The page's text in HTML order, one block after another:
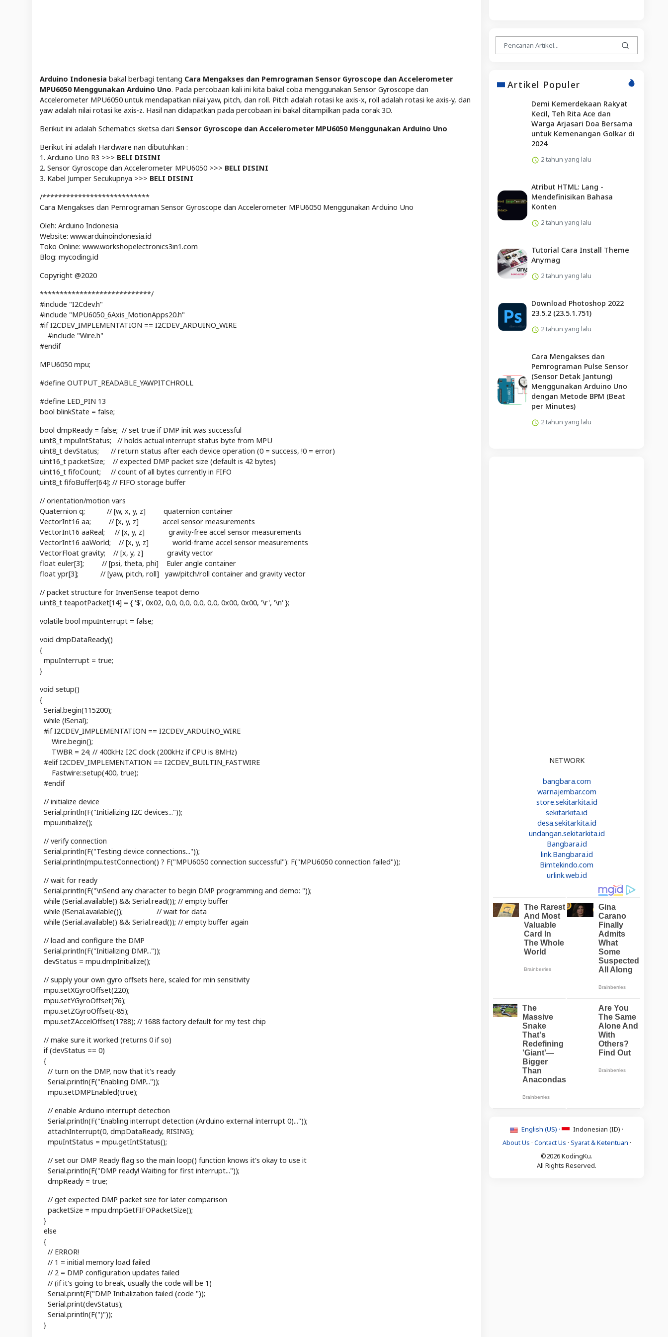
Arduino Indonesia bakal berbagi tentang Cara Mengakses dan Pemrograman Sensor Gyroscope dan Accelerometer
MPU6050 Menggunakan Arduino Uno. Pada percobaan kali ini kita bakal coba menggunakan Sensor Gyroscope dan
Accelerometer MPU6050 untuk mendapatkan nilai yaw, pitch, dan roll. Pitch adalah rotasi ke axis-x, roll adalah rotasi ke axis-y, dan
yaw adalah nilai rotasi ke axis-z. Hasil nan didapatkan pada percobaan ini bakal ditampilkan pada corak 3D.
Berikut ini adalah Schematics sketsa dari Sensor Gyroscope dan Accelerometer MPU6050 Menggunakan Arduino Uno
Berikut ini adalah Hardware nan dibutuhkan :
1. Arduino Uno R3 >>> BELI DISINI
2. Sensor Gyroscope dan Accelerometer MPU6050 >>> BELI DISINI
3. Kabel Jumper Secukupnya >>> BELI DISINI
/***************************
Cara Mengakses dan Pemrograman Sensor Gyroscope dan Accelerometer MPU6050 Menggunakan Arduino Uno
Oleh: Arduino Indonesia
Website: www.arduinoindonesia.id
Toko Online: www.workshopelectronics3in1.com
Blog: mycoding.id
Copyright @2020
****************************/
#include "I2Cdev.h"
#include "MPU6050_6Axis_MotionApps20.h"
#if I2CDEV_IMPLEMENTATION == I2CDEV_ARDUINO_WIRE
#include "Wire.h"
#endif
MPU6050 mpu;
#define OUTPUT_READABLE_YAWPITCHROLL
#define LED_PIN 13
bool blinkState = false;
bool dmpReady = false; // set true if DMP init was successful
uint8_t mpuIntStatus; // holds actual interrupt status byte from MPU
uint8_t devStatus; // return status after each device operation (0 = success, !0 = error)
uint16_t packetSize; // expected DMP packet size (default is 42 bytes)
uint16_t fifoCount; // count of all bytes currently in FIFO
uint8_t fifoBuffer[64]; // FIFO storage buffer
// orientation/motion vars
Quaternion q; // [w, x, y, z] quaternion container
VectorInt16 aa; // [x, y, z] accel sensor measurements
VectorInt16 aaReal; // [x, y, z] gravity-free accel sensor measurements
VectorInt16 aaWorld; // [x, y, z] world-frame accel sensor measurements
VectorFloat gravity; // [x, y, z] gravity vector
float euler[3]; // [psi, theta, phi] Euler angle container
float ypr[3]; // [yaw, pitch, roll] yaw/pitch/roll container and gravity vector
// packet structure for InvenSense teapot demo
uint8_t teapotPacket[14] = { '$', 0x02, 0,0, 0,0, 0,0, 0,0, 0x00, 0x00, '\r', '\n' };
volatile bool mpuInterrupt = false;
void dmpDataReady()
{
mpuInterrupt = true;
}
void setup()
{
Serial.begin(115200);
while (!Serial);
#if I2CDEV_IMPLEMENTATION == I2CDEV_ARDUINO_WIRE
Wire.begin();
TWBR = 24; // 400kHz I2C clock (200kHz if CPU is 8MHz)
#elif I2CDEV_IMPLEMENTATION == I2CDEV_BUILTIN_FASTWIRE
Fastwire::setup(400, true);
#endif
// initialize device
Serial.println(F("Initializing I2C devices..."));
mpu.initialize();
// verify connection
Serial.println(F("Testing device connections..."));
Serial.println(mpu.testConnection() ? F("MPU6050 connection successful"): F("MPU6050 connection failed"));
// wait for ready
Serial.println(F("\nSend any character to begin DMP programming and demo: "));
while (Serial.available() && Serial.read()); // empty buffer
while (!Serial.available()); // wait for data
while (Serial.available() && Serial.read()); // empty buffer again
// load and configure the DMP
Serial.println(F("Initializing DMP..."));
devStatus = mpu.dmpInitialize();
// supply your own gyro offsets here, scaled for min sensitivity
mpu.setXGyroOffset(220);
mpu.setYGyroOffset(76);
mpu.setZGyroOffset(-85);
mpu.setZAccelOffset(1788); // 1688 factory default for my test chip
// make sure it worked (returns 0 if so)
if (devStatus == 0)
{
// turn on the DMP, now that it's ready
Serial.println(F("Enabling DMP..."));
mpu.setDMPEnabled(true);
// enable Arduino interrupt detection
Serial.println(F("Enabling interrupt detection (Arduino external interrupt 0)..."));
attachInterrupt(0, dmpDataReady, RISING);
mpuIntStatus = mpu.getIntStatus();
// set our DMP Ready flag so the main loop() function knows it's okay to use it
Serial.println(F("DMP ready! Waiting for first interrupt..."));
dmpReady = true;
// get expected DMP packet size for later comparison
packetSize = mpu.dmpGetFIFOPacketSize();
}
else
{
// ERROR!
// 1 = initial memory load failed
// 2 = DMP configuration updates failed
// (if it's going to break, usually the code will be 1)
Serial.print(F("DMP Initialization failed (code "));
Serial.print(devStatus);
Serial.println(F(")"));
}
Artikel Populer
Demi Kemerdekaan Rakyat
Kecil, Teh Rita Ace dan
Warga Arjasari Doa Bersama
untuk Kemenangan Golkar di
2024
2 tahun yang lalu
Atribut HTML: Lang -
Mendefinisikan Bahasa
Konten
2 tahun yang lalu
Tutorial Cara Install Theme
Anymag
2 tahun yang lalu
Download Photoshop 2022
23.5.2 (23.5.1.751)
2 tahun yang lalu
Cara Mengakses dan
Pemrograman Pulse Sensor
(Sensor Detak Jantung)
Menggunakan Arduino Uno
dengan Metode BPM (Beat
per Minutes)
2 tahun yang lalu
NETWORK
bangbara.com
warnajembar.com
store.sekitarkita.id
sekitarkita.id
desa.sekitarkita.id
undangan.sekitarkita.id
Bangbara.id
link.Bangbara.id
Bimtekindo.com
urlink.web.id
English (US) ·
Indonesian (ID) ·
About Us · Contact Us · Syarat & Ketentuan ·
©2026 KodingKu.
All Rights Reserved.